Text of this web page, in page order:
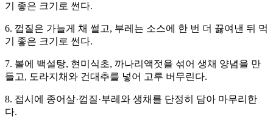
기 좋은 크기로 썬다.
6. 껍질은 가늘게 채 썰고, 부레는 소스에 한 번 더 끓여낸 뒤 먹
기 좋은 크기로 썬다.
7. 볼에 백설탕, 현미식초, 까나리액젓을 섞어 생채 양념을 만
들고, 도라지채와 건대추를 넣어 고루 버무린다.
8. 접시에 종어살·껍질·부레와 생채를 단정히 담아 마무리한
다.